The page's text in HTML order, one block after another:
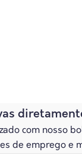
com nosso
de emprego e